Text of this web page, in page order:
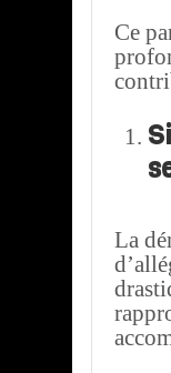
Ce
La